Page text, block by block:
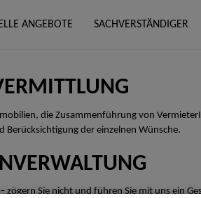
ANGEBOTE SACHVERSTÄNDIGER
die Zusammenführung von
der einzelnen Wünsche.
Sie nicht und führen Sie mit uns ein